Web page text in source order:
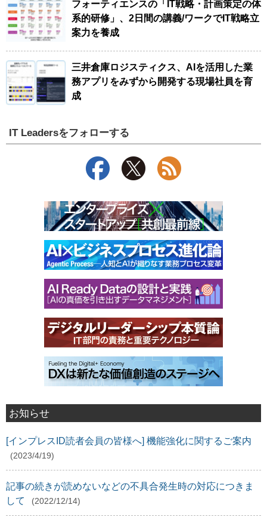
フォーティエンスの「IT戦略・計画策定の体
系的研修」、2日間の講義/ワークでIT戦略立
案力を養成
三井倉庫ロジスティクス、AIを活用した業
務アプリをみずから開発する現場社員を育
成
IT Leadersをフォローする
お知らせ
[インプレスID読者会員の皆様へ] 機能強化に関するご案内
(2023/4/19)
記事の続きが読めないなどの不具合発生時の対応につきま
して
(2022/12/14)